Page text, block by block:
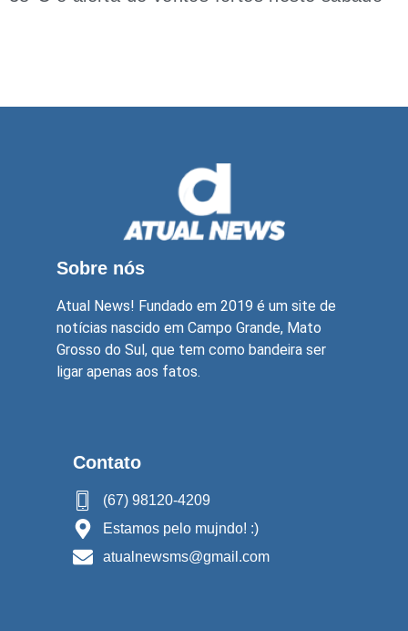
Sobre nós
Atual News! Fundado em 2019 é um site de
notícias nascido em Campo Grande, Mato
Grosso do Sul, que tem como bandeira ser
ligar apenas aos fatos.
Contato
(67) 98120-4209
Estamos pelo mujndo! :)
atualnewsms@gmail.com